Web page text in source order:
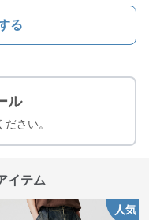
る
ル
さい。
イテム
人気